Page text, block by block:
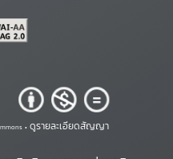
• ดูรายละเอียดสัญญา